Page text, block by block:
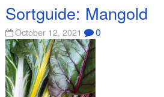
Sortguide: Mangold
October 12, 2021 0